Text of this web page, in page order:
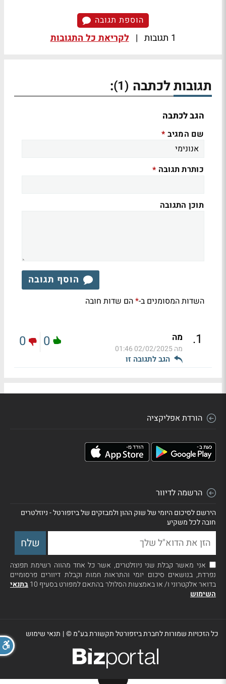
הוספת תגובה
1 תגובות | לקריאת כל התגובות
תגובות לכתבה (1)
:
הגב לכתבה
שם המגיב *
כותרת תגובה *
תוכן התגובה
הוסף תגובה
השדות המסומנים ב-*הם שדות חובה
1
. מה
מה02/02/2025 01:46
הגב לתגובה זו
0
0
הורדת אפליקציה
הרשמה לדיוור
הירשם לסיכום היומי של שוק ההון ולמבזקים של ביזפורטל - ניוזלטרים
חובה לכל משקיע
אני מאשר קבלת שני ניוזלטרים, אשר כל אחד מהווה רשימת תפוצה
נפרדת, בנושאים סיכום יומי והתראות חמות וקבלת דיוורים פרסומיים
בדואר אלקטרוני ו/ או באמצעות הסלולר בהתאם למפורט בסעיף 10
בתנאי
השימוש
כל הזכויות שמורות לחברת ביזפורטל תקשורת בע"מ ©| תנאי שימוש